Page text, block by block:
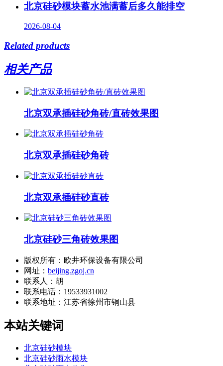
北京硅砂模块蓄水池满蓄后多久能排空
2026-08-04
Related products
相关产品
北京双承插硅砂角砖/直砖效果图
北京双承插硅砂角砖
北京双承插硅砂直砖
北京硅砂三角砖效果图
版权所有：欧井环保设备有限公司
网址： beijing.zgoj.cn
联系人：胡
联系电话：19533931002
联系地址： 江苏省徐州市铜山县
本站关键词
北京硅砂模块
北京硅砂雨水模块